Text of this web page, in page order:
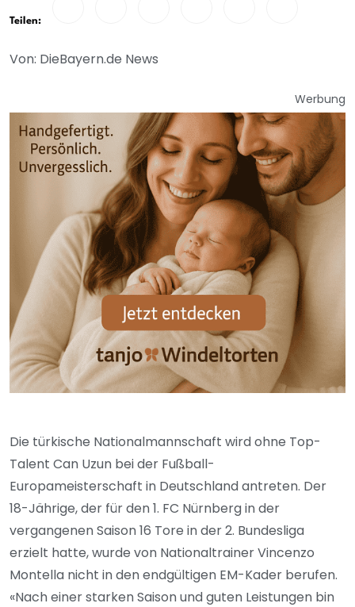
Teilen:
Von: DieBayern.de News
Werbung
Die türkische Nationalmannschaft wird ohne Top-
Talent Can Uzun bei der Fußball-
Europameisterschaft in Deutschland antreten. Der
18-Jährige, der für den 1. FC Nürnberg in der
vergangenen Saison 16 Tore in der 2. Bundesliga
erzielt hatte, wurde von Nationaltrainer Vincenzo
Montella nicht in den endgültigen EM-Kader berufen.
«Nach einer starken Saison und guten Leistungen bin